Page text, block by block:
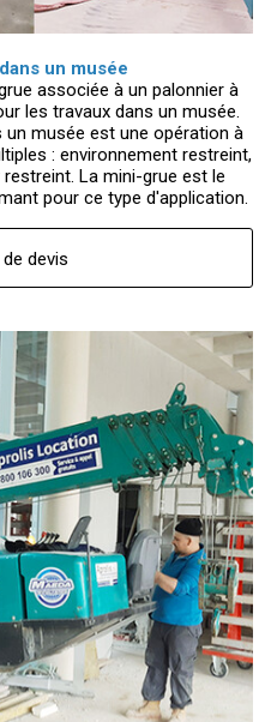
un musée
associée à un palonnier à
les travaux dans un musée.
un musée est une opération à
: environnement restreint,
La mini-grue est le
pour ce type d'application.
devis